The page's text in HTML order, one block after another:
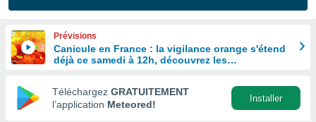
en
Prévisions
Canicule en France : la vigilance orange s'étend
déjà ce samedi à 12h, découvrez les
Téléchargez GRATUITEMENT
l’application Meteored!
Installer